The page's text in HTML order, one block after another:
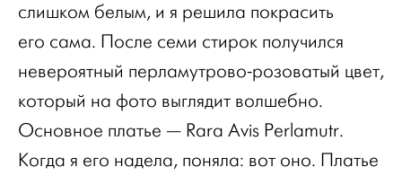
слишком белым, и я решила покрасить
его сама. После семи стирок получился
невероятный перламутрово-розоватый цвет,
который на фото выглядит волшебно.
Основное платье — Rara Avis Perlamutr.
Когда я его надела, поняла: вот оно. Платье